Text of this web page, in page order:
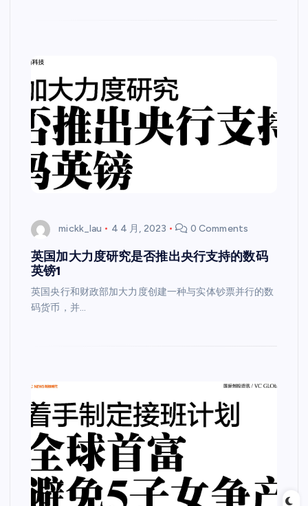
mickk_lau 4 4 月, 2023 0 Comments
英国加大力度研究是否推出央行支持的数码
英镑1
英国央行和财政部加大力度创建一种与实体钞票并行的数
码货币，并…